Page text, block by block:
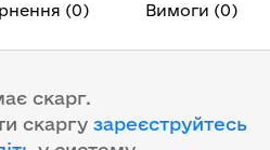
(0) Вимоги (0)
скарг.
скаргу зареєструйтесь